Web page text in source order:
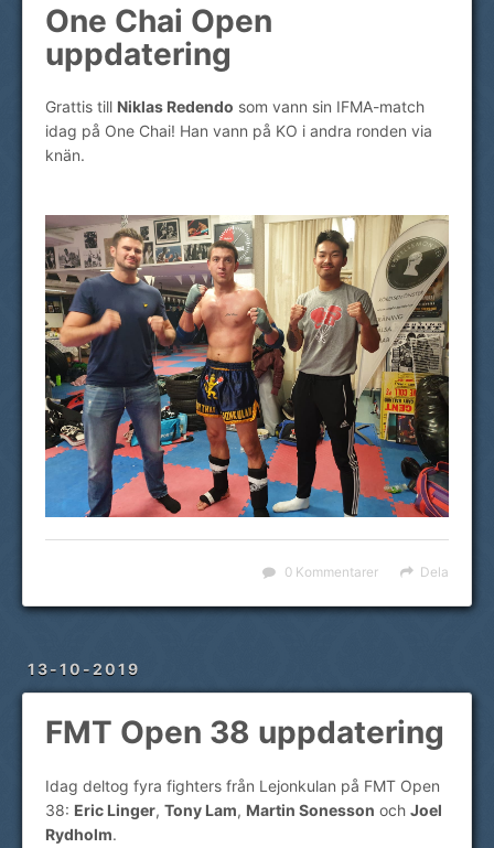
One Chai Open
uppdatering
Grattis till Niklas Redendo som vann sin IFMA-match
idag på One Chai! Han vann på KO i andra ronden via
knän.
Dela
0 Kommentarer
13-10-2019
FMT Open 38 uppdatering
Idag deltog fyra fighters från Lejonkulan på FMT Open
38: Eric Linger, Tony Lam, Martin Sonesson och Joel
Rydholm.